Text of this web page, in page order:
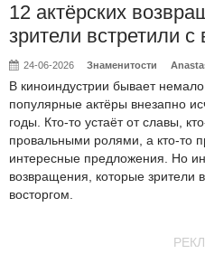
12 актёрских
зрители встретили с
24-06-2026 Знаменитости
В киноиндустрии бывает
популярные актёры внезапно
годы. Кто-то устаёт от славы,
провальными ролями, а кто-то
интересные предложения. Но
возвращения, которые зрители
восторгом.